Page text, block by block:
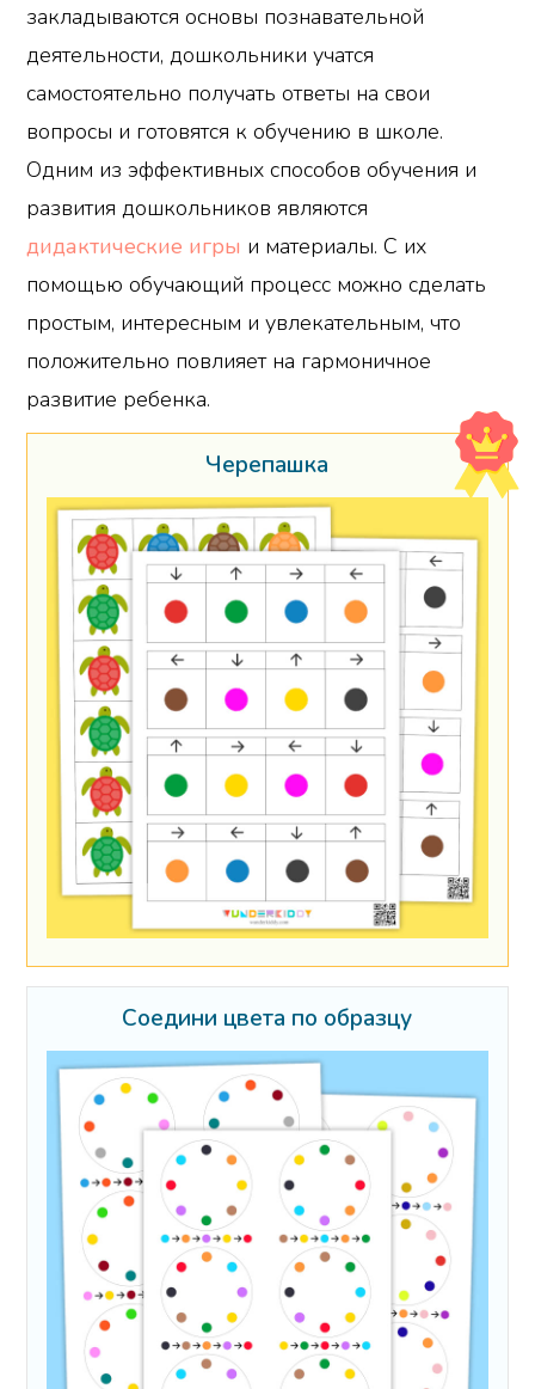
закладываются основы познавательной
деятельности, дошкольники учатся
самостоятельно получать ответы на свои
вопросы и готовятся к обучению в школе.
Одним из эффективных способов обучения и
развития дошкольников являются
дидактические игры и материалы. С их
помощью обучающий процесс можно сделать
простым, интересным и увлекательным, что
положительно повлияет на гармоничное
развитие ребенка.
Черепашка
Соедини цвета по образцу